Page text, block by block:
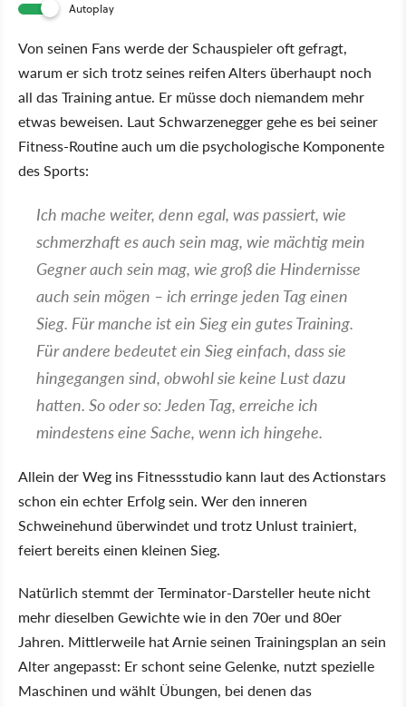
Autoplay
Von seinen Fans werde der Schauspieler oft gefragt,
warum er sich trotz seines reifen Alters überhaupt noch
all das Training antue. Er müsse doch niemandem mehr
etwas beweisen. Laut Schwarzenegger gehe es bei seiner
Fitness-Routine auch um die psychologische Komponente
des Sports:
Ich mache weiter, denn egal, was passiert, wie
schmerzhaft es auch sein mag, wie mächtig mein
Gegner auch sein mag, wie groß die Hindernisse
auch sein mögen – ich erringe jeden Tag einen
Sieg. Für manche ist ein Sieg ein gutes Training.
Für andere bedeutet ein Sieg einfach, dass sie
hingegangen sind, obwohl sie keine Lust dazu
hatten. So oder so: Jeden Tag, erreiche ich
mindestens eine Sache, wenn ich hingehe.
Allein der Weg ins Fitnessstudio kann laut des Actionstars
schon ein echter Erfolg sein. Wer den inneren
Schweinehund überwindet und trotz Unlust trainiert,
feiert bereits einen kleinen Sieg.
Natürlich stemmt der Terminator-Darsteller heute nicht
mehr dieselben Gewichte wie in den 70er und 80er
Jahren. Mittlerweile hat Arnie seinen Trainingsplan an sein
Alter angepasst: Er schont seine Gelenke, nutzt spezielle
Maschinen und wählt Übungen, bei denen das